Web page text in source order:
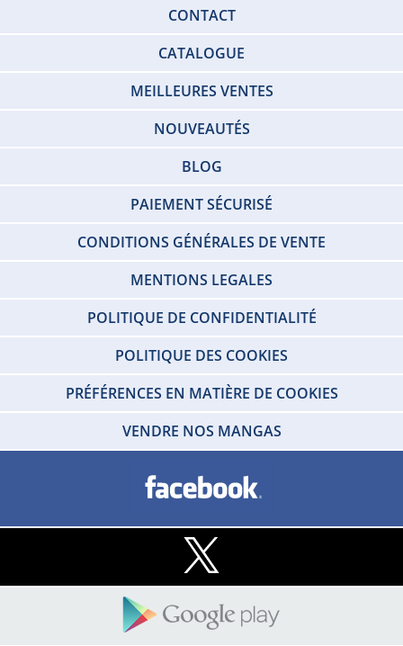
CONTACT
CATALOGUE
MEILLEURES VENTES
NOUVEAUTÉS
BLOG
PAIEMENT SÉCURISÉ
CONDITIONS GÉNÉRALES DE VENTE
MENTIONS LEGALES
POLITIQUE DE CONFIDENTIALITÉ
POLITIQUE DES COOKIES
PRÉFÉRENCES EN MATIÈRE DE COOKIES
VENDRE NOS MANGAS